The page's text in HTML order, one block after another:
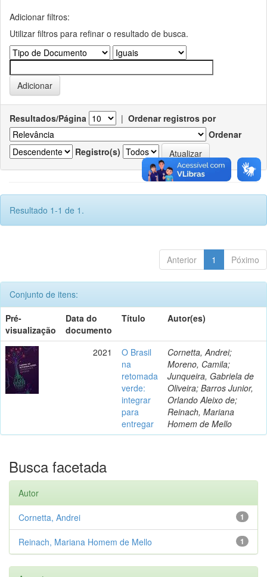
Adicionar filtros:
Utilizar filtros para refinar o resultado de busca.
Resultados/Página | Ordenar registros por
Ordenar
Registro(s)
Resultado 1-1 de 1.
Anterior 1 Póximo
Conjunto de itens:
Pré-
visualização
Data do
documento
Título Autor(es)
2021
O Brasil
na
retomada
verde:
integrar
para
entregar
Cornetta, Andrei;
Moreno, Camila;
Junqueira, Gabriela de
Oliveira; Barros Junior,
Orlando Aleixo de;
Reinach, Mariana
Homem de Mello
Busca facetada
Autor
1
Cornetta, Andrei
1
Reinach, Mariana Homem de Mello